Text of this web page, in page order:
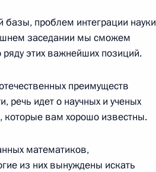
глав
базы, проблем интеграции науки
заседании мы сможем
этих важнейших позиций.
преимуществ
речь идет о научных и ученых
которые вам хорошо известны.
математиков,
из них вынуждены искать